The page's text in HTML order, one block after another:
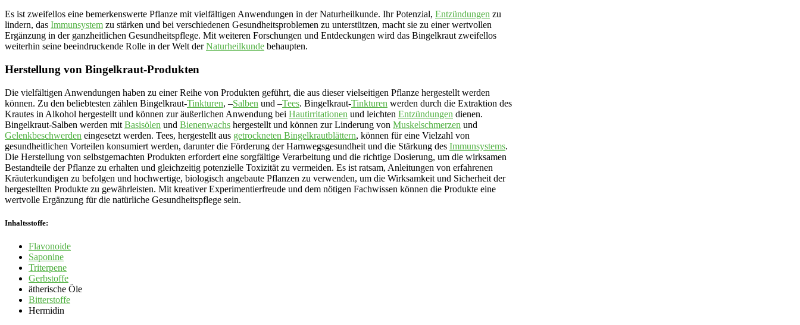
Es ist zweifellos eine bemerkenswerte Pflanze mit vielfältigen Anwendungen in der Naturheilkunde. Ihr Potenzial, Entzündungen zu
lindern, das Immunsystem zu stärken und bei verschiedenen Gesundheitsproblemen zu unterstützen, macht sie zu einer wertvollen
Ergänzung in der ganzheitlichen Gesundheitspflege. Mit weiteren Forschungen und Entdeckungen wird das Bingelkraut zweifellos
weiterhin seine beeindruckende Rolle in der Welt derNaturheilkunde behaupten.
Herstellung von Bingelkraut-Produkten
Die vielfältigen Anwendungen haben zu einer Reihe von Produkten geführt, die aus dieser vielseitigen Pflanze hergestellt werden
können. Zu den beliebtesten zählen Bingelkraut-Tinkturen, –Salben und –Tees. Bingelkraut-Tinkturen werden durch die Extraktion des
Krautes in Alkohol hergestellt und können zur äußerlichen Anwendung bei Hautirritationen und leichten Entzündungen dienen.
Bingelkraut-Salben werden mit Basisölen und Bienenwachs hergestellt und können zur Linderung von Muskelschmerzen und
Gelenkbeschwerden eingesetzt werden. Tees, hergestellt aus getrockneten Bingelkrautblättern, können für eine Vielzahl von
gesundheitlichen Vorteilen konsumiert werden, darunter die Förderung der Harnwegsgesundheit und die Stärkung des Immunsystems.
Die Herstellung von selbstgemachten Produkten erfordert eine sorgfältige Verarbeitung und die richtige Dosierung, um die wirksamen
Bestandteile der Pflanze zu erhalten und gleichzeitig potenzielle Toxizität zu vermeiden. Es ist ratsam, Anleitungen von erfahrenen
Kräuterkundigen zu befolgen und hochwertige, biologisch angebaute Pflanzen zu verwenden, um die Wirksamkeit und Sicherheit der
hergestellten Produkte zu gewährleisten. Mit kreativer Experimentierfreude und dem nötigen Fachwissen können die Produkte eine
wertvolle Ergänzung für die natürliche Gesundheitspflege sein.
Inhaltsstoffe:
Flavonoide
Saponine
Triterpene
Gerbstoffe
ätherische Öle
Bitterstoffe
Hermidin